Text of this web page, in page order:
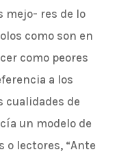
mejo- res de lo
como son en
como peores
a los
cualidades de
un modelo de
o lectores, “Ante